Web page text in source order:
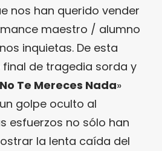
nos han querido vender
maestro / alumno
inquietas. De esta
de tragedia sorda y
No Te Mereces Nada»
golpe oculto al
esfuerzos no sólo han
la lenta caída del